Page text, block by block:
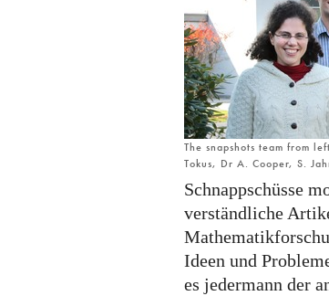
The snapshots team from
Tokus, Dr A. Cooper, S.
Schnappschüsse
verständliche
Ideen und
es jedermann der